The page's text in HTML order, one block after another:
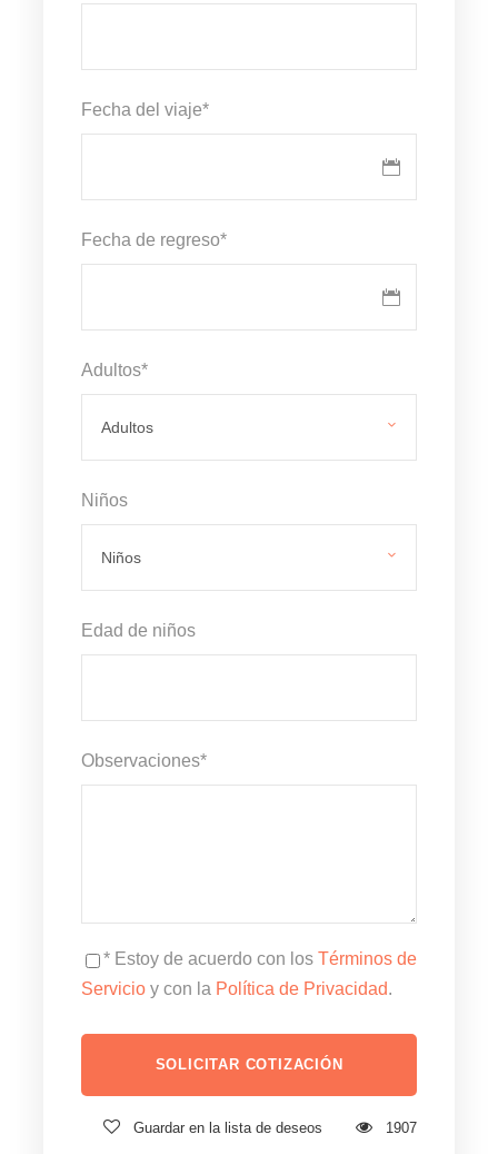
Fecha del viaje*
Fecha de regreso*
Adultos*
Niños
Edad de niños
Observaciones*
* Estoy de acuerdo con los Términos de
Servicio y con la Política de Privacidad.
Guardar en la lista de deseos 1907